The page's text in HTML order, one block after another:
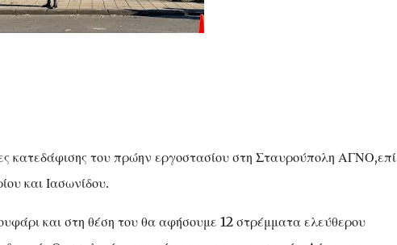
κατεδάφισης του πρώην εργοστασίου στη Σταυρούπολη ΑΓΝΟ,επί
και Ιασωνίδου.
και στη θέση του θα αφήσουμε 12 στρέμματα ελεύθερου